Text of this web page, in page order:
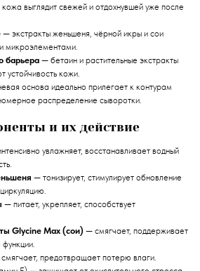
выглядит свежей и отдохнувшей уже после
— экстракты женьшеня, чёрной икры и сои
микроэлементами.
барьера — бетаин и растительные экстракты
устойчивость кожи.
основа идеально прилегает к контурам
распределение сыворотки.
и их действие
увлажняет, восстанавливает водный
— тонизирует, стимулирует обновление
— питает, укрепляет, способствует
Glycine Max (сои) — смягчает, поддерживает
предотвращает потерю влаги.